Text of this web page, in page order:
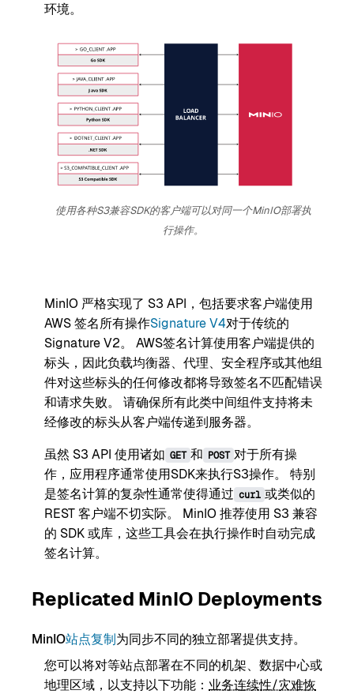
环境。
使用各种S3兼容SDK的客户端可以对同一个MinIO部署执
行操作。
MinIO 严格实现了 S3 API，包括要求客户端使用
AWS 签名所有操作Signature V4对于传统的
Signature V2。 AWS签名计算使用客户端提供的
标头，因此负载均衡器、代理、安全程序或其他组
件对这些标头的任何修改都将导致签名不匹配错误
和请求失败。 请确保所有此类中间组件支持将未
经修改的标头从客户端传递到服务器。
虽然 S3 API 使用诸如 GET 和 POST 对于所有操
作，应用程序通常使用SDK来执行S3操作。 特别
是签名计算的复杂性通常使得通过 curl 或类似的
REST 客户端不切实际。 MinIO 推荐使用 S3 兼容
的 SDK 或库，这些工具会在执行操作时自动完成
签名计算。
Replicated MinIO Deployments
MinIO站点复制为同步不同的独立部署提供支持。
您可以将对等站点部署在不同的机架、数据中心或
地理区域，以支持以下功能： 业务连续性/灾难恢